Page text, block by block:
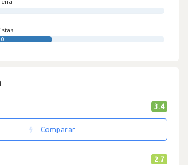
3.4
Comparar
2.7